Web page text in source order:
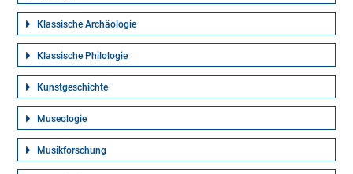
Klassische Archäologie
Klassische Philologie
Kunstgeschichte
Museologie
Musikforschung